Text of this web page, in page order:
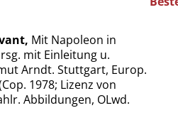
Mit Napoleon in
mit Einleitung u.
Arndt. Stuttgart, Europ.
1978; Lizenz von
Abbildungen, OLwd.